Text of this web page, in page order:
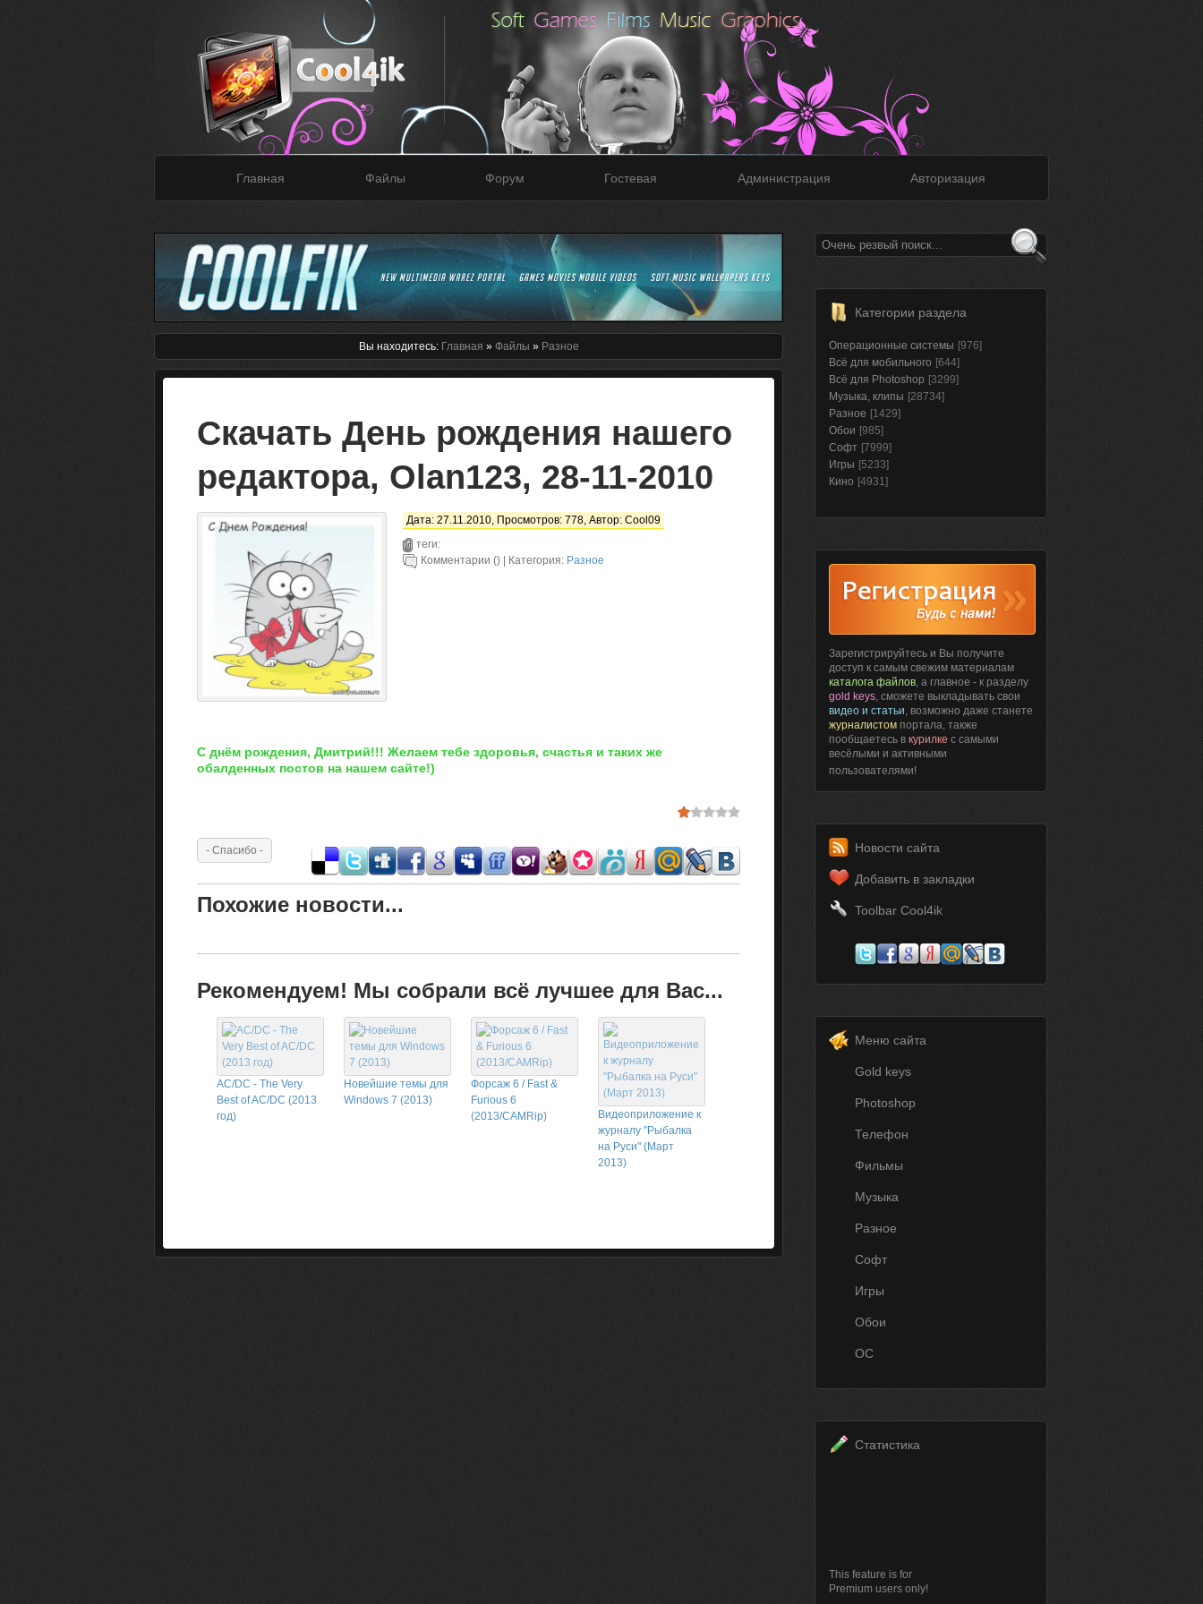
Главная Файлы Форум Гостевая Администрация Авторизация
Вы находитесь: Главная » Файлы » Разное
Скачать День рождения нашего
редактора, Olan123, 28-11-2010
Дата: 27.11.2010, Просмотров: 778, Автор: Cool09
теги:
Комментарии () | Категория: Разное
С днём рождения, Дмитрий!!! Желаем тебе здоровья, счастья и таких же
обалденных постов на нашем сайте!)
Похожие новости...
Рекомендуем! Мы собрали всё лучшее для Вас...
AC/DC - The Very
Best of AC/DC (2013
год)
Новейшие темы для
Windows 7 (2013)
Форсаж 6 / Fast &
Furious 6
(2013/CAMRip)
Видеоприложение к
журналу "Рыбалка
на Руси" (Март
2013)
Категории раздела
Операционные системы [976]
Всё для мобильного [644]
Всё для Photoshop [3299]
Музыка, клипы [28734]
Разное [1429]
Обои [985]
Софт [7999]
Игры [5233]
Кино [4931]
Зарегистрируйтесь и Вы получите
доступ к самым свежим материалам
каталога файлов, а главное - к разделу
gold keys, сможете выкладывать свои
видео и статьи, возможно даже станете
журналистом портала, также
пообщаетесь в курилке с самыми
весёлыми и активными
пользователями!
Новости сайта
Добавить в закладки
Toolbar Cool4ik
Меню сайта
Gold keys
Photoshop
Телефон
Фильмы
Музыка
Разное
Софт
Игры
Обои
ОС
Статистика
This feature is for
Premium users only!